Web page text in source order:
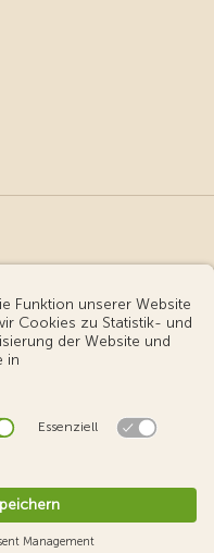
Informationen